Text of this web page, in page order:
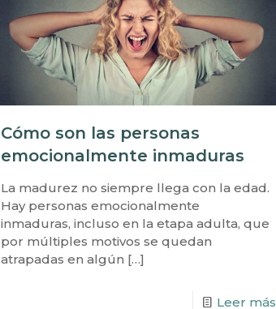
Cómo son las personas
emocionalmente inmaduras
La madurez no siempre llega con la edad.
Hay personas emocionalmente
inmaduras, incluso en la etapa adulta, que
por múltiples motivos se quedan
atrapadas en algún […]
Leer más